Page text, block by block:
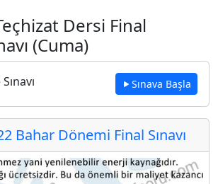
Dersi Final
(Cuma)
Sınava Başla
Bahar Dönemi Final Sınavı